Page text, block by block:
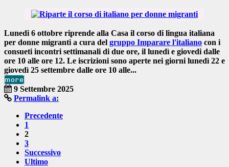
Lunedi 6 ottobre riprende alla Casa il corso di lingua italiana
per donne migranti a cura del gruppo Imparare l'italiano con i
consueti incontri settimanali di due ore, il lunedì e giovedi dalle
ore 10 alle ore 12. Le iscrizioni sono aperte nei giorni lunedì 22 e
giovedì 25 settembre dalle ore 10 alle...
more
9 Settembre 2025
Permalink a:
Precedente
1
2
3
Successivo
Ultimo